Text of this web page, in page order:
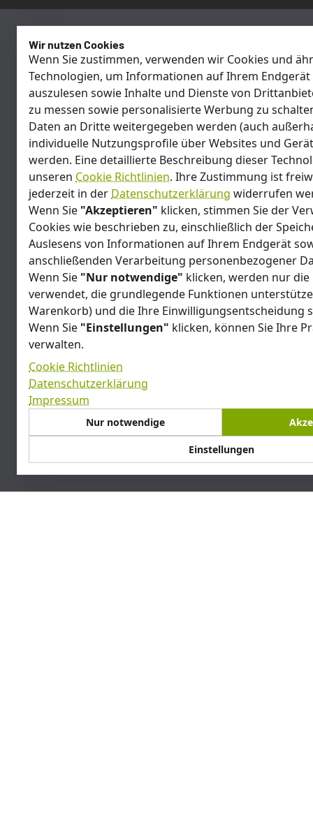
Wir nutzen Cookies
Wenn Sie zustimmen, verwenden wir Cookies und
Technologien, um Informationen auf Ihrem Endgerät
auszulesen sowie Inhalte und Dienste von
zu messen sowie personalisierte Werbung zu
Daten an Dritte weitergegeben werden (auch
individuelle Nutzungsprofile über Websites und
werden. Eine detaillierte Beschreibung dieser
unseren Cookie Richtlinien. Ihre Zustimmung ist
jederzeit in der Datenschutzerklärung widerrufen
Wenn Sie "Akzeptieren" klicken, stimmen Sie der
Cookies wie beschrieben zu, einschließlich der
Auslesens von Informationen auf Ihrem Endgerät
anschließenden Verarbeitung personenbezogener
Wenn Sie "Nur notwendige" klicken, werden nur die
verwendet, die grundlegende Funktionen
Warenkorb) und die Ihre Einwilligungsentscheidung
Wenn Sie "Einstellungen" klicken, können Sie Ihre
verwalten.
Cookie Richtlinien
Datenschutzerklärung
Impressum
Cookies, die interaktive Dienste wie Chat-Support und
Einstellungen
Nur notwendige